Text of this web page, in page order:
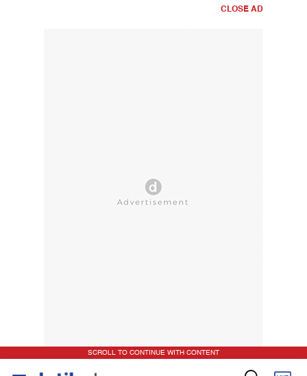
CLOSE AD
SCROLL TO CONTINUE WITH CONTENT